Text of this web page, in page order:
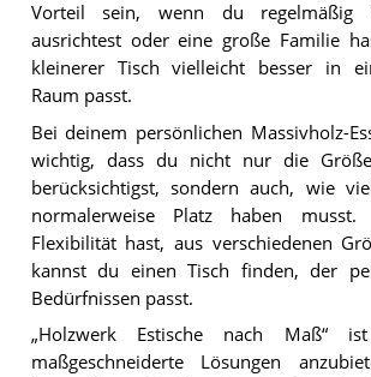
Vorteil sein, wenn du regelmäßig
ausrichtest oder eine große Familie
kleinerer Tisch vielleicht besser in
Raum passt.
Bei deinem persönlichen Massivholz-
wichtig, dass du nicht nur die
berücksichtigst, sondern auch, wie
normalerweise Platz haben
Flexibilität hast, aus verschiedenen
kannst du einen Tisch finden, der
Bedürfnissen passt.
„Holzwerk Estische nach Maß“
maßgeschneiderte Lösungen